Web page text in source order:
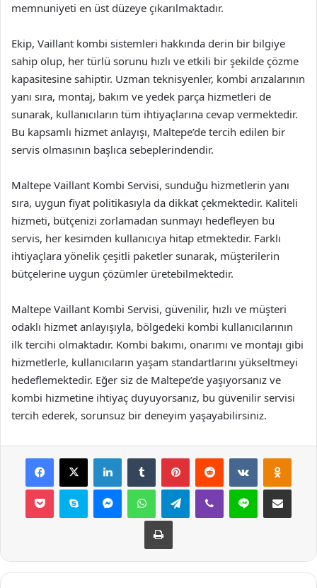
memnuniyeti en üst düzeye çıkarılmaktadır.
Ekip, Vaillant kombi sistemleri hakkında derin bir bilgiye
sahip olup, her türlü sorunu hızlı ve etkili bir şekilde çözme
kapasitesine sahiptir. Uzman teknisyenler, kombi arızalarının
yanı sıra, montaj, bakım ve yedek parça hizmetleri de
sunarak, kullanıcıların tüm ihtiyaçlarına cevap vermektedir.
Bu kapsamlı hizmet anlayışı, Maltepe’de tercih edilen bir
servis olmasının başlıca sebeplerindendir.
Maltepe Vaillant Kombi Servisi, sunduğu hizmetlerin yanı
sıra, uygun fiyat politikasıyla da dikkat çekmektedir. Kaliteli
hizmeti, bütçenizi zorlamadan sunmayı hedefleyen bu
servis, her kesimden kullanıcıya hitap etmektedir. Farklı
ihtiyaçlara yönelik çeşitli paketler sunarak, müşterilerin
bütçelerine uygun çözümler üretebilmektedir.
Maltepe Vaillant Kombi Servisi, güvenilir, hızlı ve müşteri
odaklı hizmet anlayışıyla, bölgedeki kombi kullanıcılarının
ilk tercihi olmaktadır. Kombi bakımı, onarımı ve montajı gibi
hizmetlerle, kullanıcıların yaşam standartlarını yükseltmeyi
hedeflemektedir. Eğer siz de Maltepe’de yaşıyorsanız ve
kombi hizmetine ihtiyaç duyuyorsanız, bu güvenilir servisi
tercih ederek, sorunsuz bir deneyim yaşayabilirsiniz.
Facebook
X LinkedInTumblr PinterestReddit VKontakte
Pocket Skype MessengerWhatsAppTelegramViber Line E-Posta ile
Yazdır